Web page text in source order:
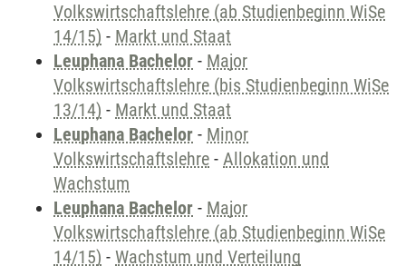
Volkswirtschaftslehre (ab Studienbeginn WiSe
14/15) - Markt und Staat
Leuphana Bachelor - Major
Volkswirtschaftslehre (bis Studienbeginn WiSe
13/14) - Markt und Staat
Leuphana Bachelor - Minor
Volkswirtschaftslehre - Allokation und
Wachstum
Leuphana Bachelor - Major
Volkswirtschaftslehre (ab Studienbeginn WiSe
14/15) - Wachstum und Verteilung